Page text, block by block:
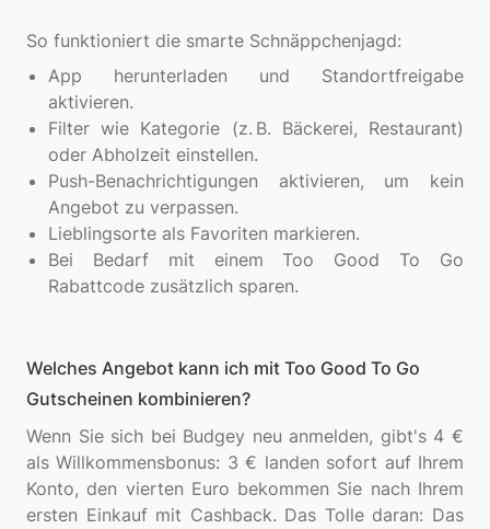
App herunterladen und Standortfreigabe
aktivieren.
Filter wie Kategorie (z. B. Bäckerei, Restaurant)
oder Abholzeit einstellen.
Push-Benachrichtigungen aktivieren, um kein
Angebot zu verpassen.
Lieblingsorte als Favoriten markieren.
Bei Bedarf mit einem Too Good To Go
Rabattcode zusätzlich sparen.
Welches Angebot kann ich mit Too Good To Go
Gutscheinen kombinieren?
Wenn Sie sich bei Budgey neu anmelden, gibt's 4 €
als Willkommensbonus: 3 € landen sofort auf Ihrem
Konto, den vierten Euro bekommen Sie nach Ihrem
ersten Einkauf mit Cashback. Das Tolle daran: Das